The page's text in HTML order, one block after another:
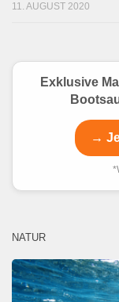
11. AUGUST 2020
Exklusive
→
NATUR